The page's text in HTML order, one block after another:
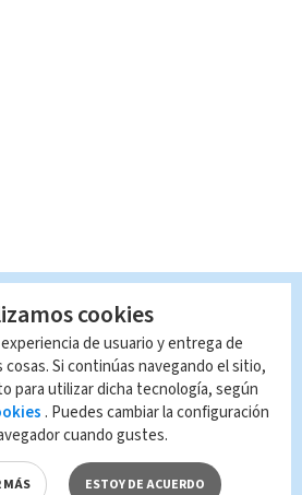
cookies
de usuario y entrega de
Si continúas navegando el sitio,
para utilizar dicha tecnología, según
. Puedes cambiar la configuración
cuando gustes.
MÁS ESTOY DE ACUERDO